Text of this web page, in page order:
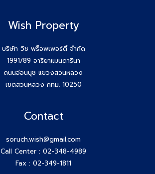
Wish Property
บริษัท วิช พร็อพเพอร์ตี้ จำกัด
1991/89 อารียาแมนดารีนา
ถนนอ่อนนุช แขวงสวนหลวง
เขตสวนหลวง กทม. 10250
Contact
soruch.wish@gmail.com
Call Center : 02-348-4989
Fax : 02-349-1811